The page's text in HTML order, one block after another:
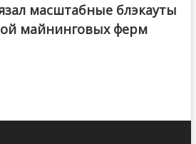
масштабные блэкауты
майнинговых ферм